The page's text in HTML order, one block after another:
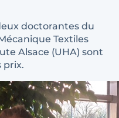
doctorantes du
Textiles
Alsace (UHA) sont
prix.